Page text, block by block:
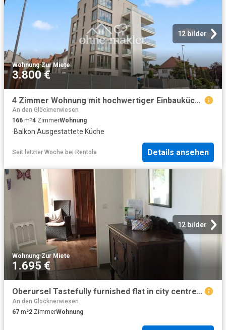
12 bilder
Wohnung·Zur Miete
3.800 €
4 Zimmer Wohnung mit hochwertiger Einbauküche und großem Balkon zu vermieten!
An den Glöcknerwiesen
166 m²4 ZimmerWohnung
·Balkon·Ausgestattete Küche
Seit letzter Woche bei Rentola Details ansehen
12 bilder
Wohnung·Zur Miete
1.695 €
Oberursel Tastefully furnished flat in city centre location
An den Glöcknerwiesen
67 m²2 ZimmerWohnung